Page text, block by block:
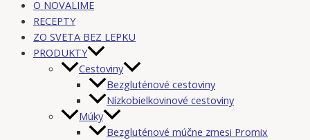
O NOVALIME
RECEPTY
ZO SVETA BEZ LEPKU
PRODUKTY
Cestoviny
Bezgluténové cestoviny
Nízkobielkovinové cestoviny
Múky
Bezgluténové múčne zmesi Promix